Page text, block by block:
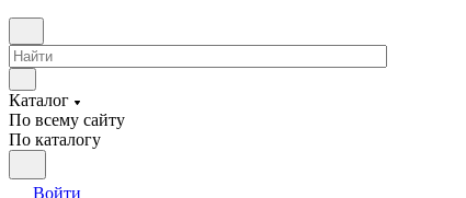
Каталог
По всему сайту
По каталогу
Войти